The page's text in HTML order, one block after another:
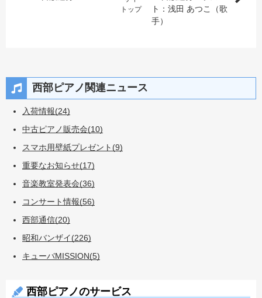
トップ
ト：浅田 あつこ（歌
手）
西部ピアノ関連ニュース
入荷情報(24)
中古ピアノ販売会(10)
スマホ用壁紙プレゼント(9)
重要なお知らせ(17)
音楽教室発表会(36)
コンサート情報(56)
西部通信(20)
昭和バンザイ(226)
キューバMISSION(5)
西部ピアノのサービス